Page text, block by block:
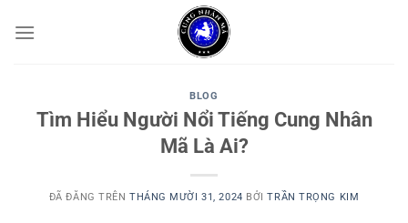
đến
BLOG
Tìm Hiểu Người Nổi Tiếng Cung Nhân
Mã Là Ai?
ĐÃ ĐĂNG TRÊN THÁNG MƯỜI 31, 2024 BỞITRẦN TRỌNG KIM